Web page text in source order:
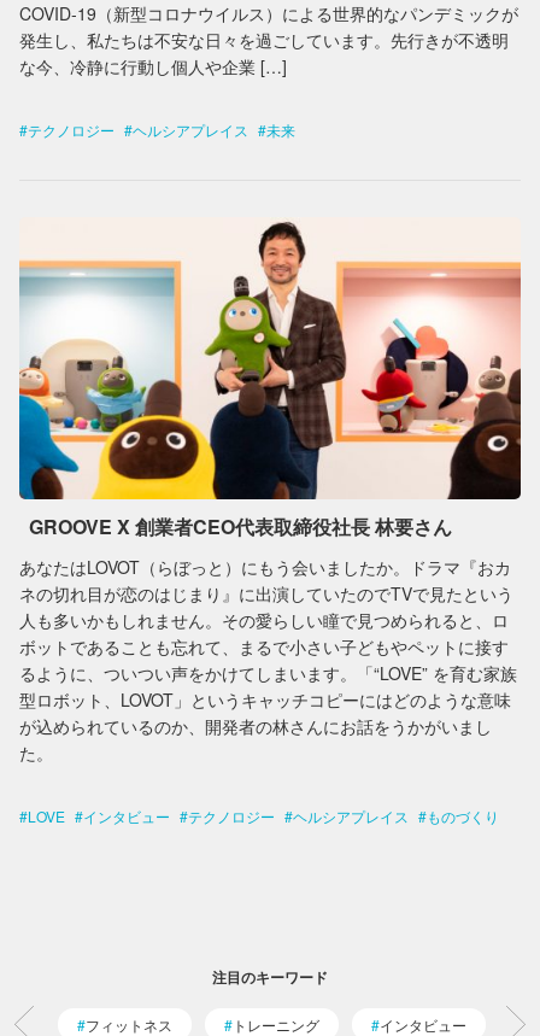
COVID‑19（新型コロナウイルス）による世界的なパンデミックが
発生し、私たちは不安な日々を過ごしています。先行きが不透明
な今、冷静に行動し個人や企業 […]
テクノロジー ヘルシアプレイス 未来
GROOVE X 創業者CEO代表取締役社長 林要さん
あなたはLOVOT（らぼっと）にもう会いましたか。ドラマ『おカ
ネの切れ目が恋のはじまり』に出演していたのでTVで見たという
人も多いかもしれません。その愛らしい瞳で見つめられると、ロ
ボットであることも忘れて、まるで小さい子どもやペットに接す
るように、ついつい声をかけてしまいます。「“LOVE” を育む家族
型ロボット、LOVOT」というキャッチコピーにはどのような意味
が込められているのか、開発者の林さんにお話をうかがいまし
た。
LOVE インタビュー テクノロジー ヘルシアプレイス ものづくり
注目のキーワード
フィットネス トレーニング インタビュー